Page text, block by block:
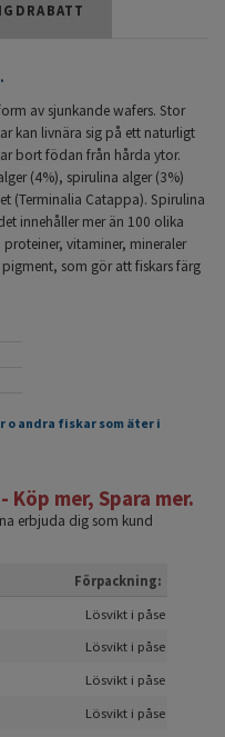
av sjunkande wafers. Stor
kan livnära sig på ett naturligt
bort födan från hårda ytor.
(4%), spirulina alger (3%)
(Terminalia Catappa). Spirulina
innehåller mer än 100 olika
vitaminer, mineraler
som gör att fiskars färg
o andra fiskar som äter i
mer, Spara mer.
erbjuda dig som kund
Förpackning:
Lösvikt i påse
Lösvikt i påse
Lösvikt i påse
Lösvikt i påse